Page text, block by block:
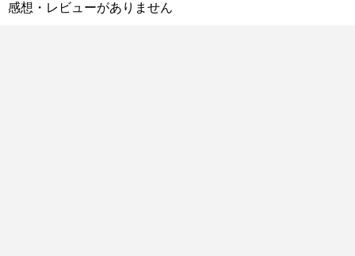
感想・レビューがありません